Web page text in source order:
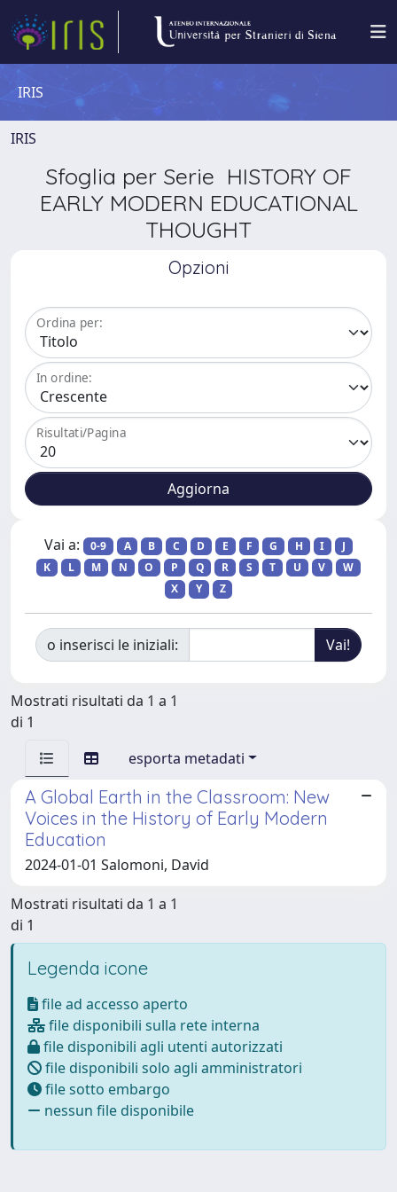
IRIS
IRIS
Sfoglia per Serie HISTORY OF
EARLY MODERN EDUCATIONAL
THOUGHT
Opzioni
Ordina per:
In ordine:
Risultati/Pagina
Vai a: 0-9 A B C D E F G H I
J
K
L M N O P Q R S T U V
W
X
Y Z
o inserisci le iniziali:
Mostrati risultati da 1 a 1
di 1
esporta metadati
A Global Earth in the Classroom: New
Voices in the History of Early Modern
Education
2024-01-01 Salomoni, David
Mostrati risultati da 1 a 1
di 1
Legenda icone
file ad accesso aperto
file disponibili sulla rete interna
file disponibili agli utenti autorizzati
file disponibili solo agli amministratori
file sotto embargo
nessun file disponibile